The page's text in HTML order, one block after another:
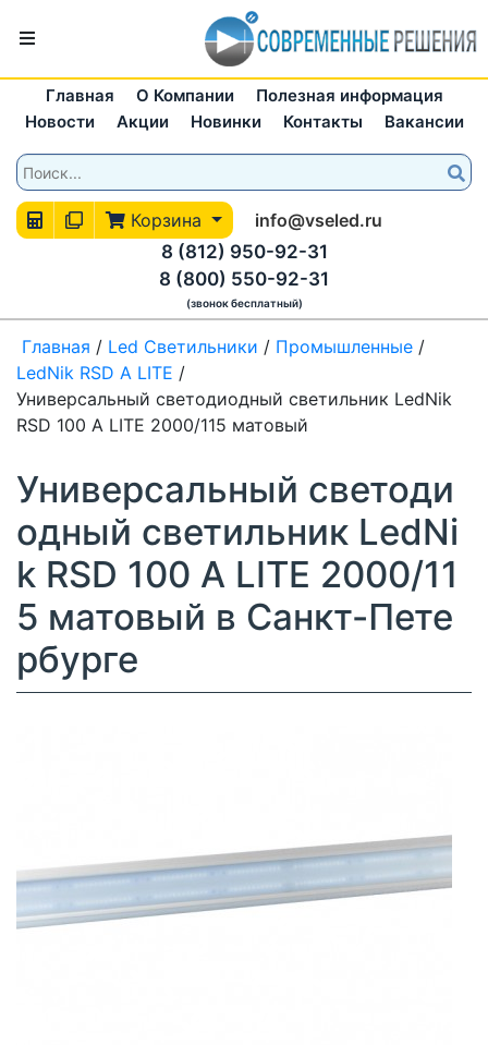
Главная О Компании
Полезная информация
Новости
Акции Новинки Контакты Вакансии
Корзина
info@vseled.ru
8 (812) 950-92-31
8 (800) 550-92-31
(звонок бесплатный)
Главная / Led Светильники / Промышленные /
LedNik RSD А LITE /
Универсальный светодиодный светильник LedNik
RSD 100 A LITE 2000/115 матовый
Универсальный светоди
одный светильник LedNi
k RSD 100 A LITE 2000/11
5 матовый в Санкт-Пете
рбурге